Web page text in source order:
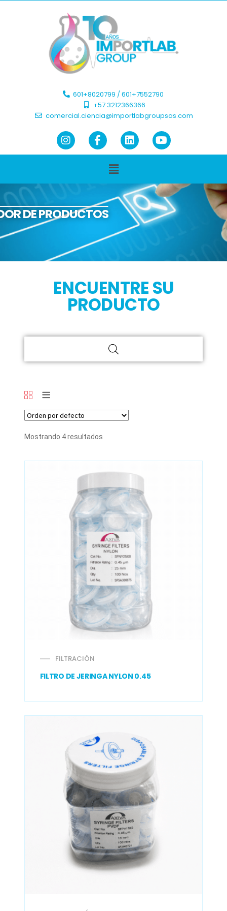
601+8020799 / 601+7552790 ​
+57 3212366366​
comercial.ciencia@importlabgroupsas.com
DE PRODUCTOS
ENCUENTRE SU
PRODUCTO
Mostrando 4 resultados
FILTRACIÓN
FILTRO DE JERINGA NYLON 0.45